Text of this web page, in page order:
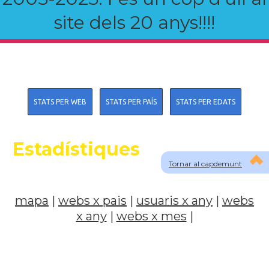
site dels 20 anys!!!!
Tornar al capdemunt
STATS PER WEB STATS PER PAÍS STATS PER EDATS
Estadístiques
mapa | webs x pais | usuaris x any | webs
x any| webs x mes |